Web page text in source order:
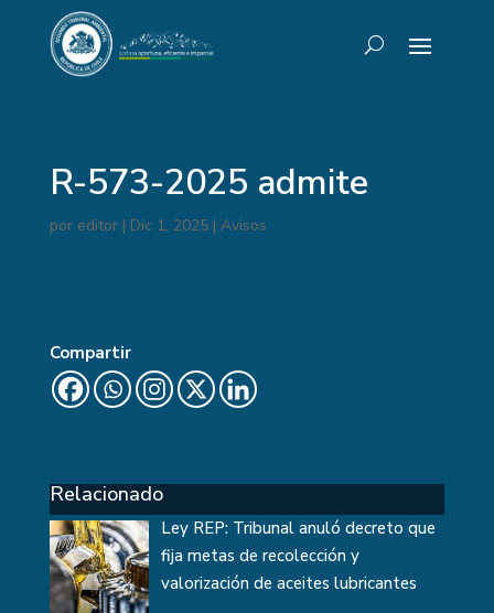
R-573-2025 admite
por editor| Dic 1, 2025| Avisos
Compartir
Relacionado
Ley REP: Tribunal anuló decreto que
fija metas de recolección y
valorización de aceites lubricantes